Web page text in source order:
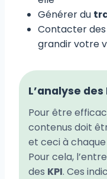
Générer du
Contacter des
grandir votre
L’analyse des
Pour être
contenus doit
et ceci à
Pour cela,
des KPI. Ces